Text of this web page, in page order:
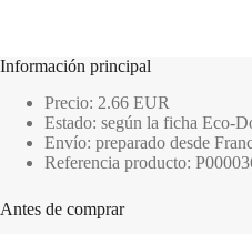
Información principal
Precio: 2.66 EUR
Estado: según la ficha Eco-
Envío: preparado desde
Referencia producto:
Antes de comprar